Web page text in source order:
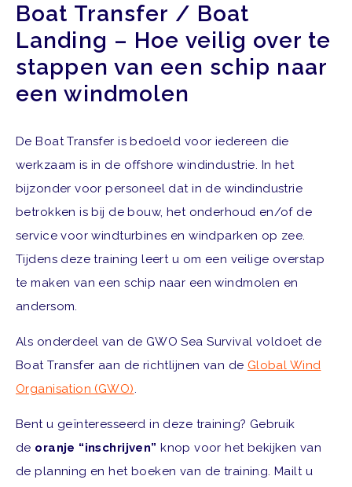
Boat Transfer / Boat
Landing – Hoe veilig over te
stappen van een schip naar
een windmolen
De Boat Transfer is bedoeld voor iedereen die
werkzaam is in de offshore windindustrie. In het
bijzonder voor personeel dat in de windindustrie
betrokken is bij de bouw, het onderhoud en/of de
service voor windturbines en windparken op zee.
Tijdens deze training leert u om een veilige overstap
te maken van een schip naar een windmolen en
andersom.
Als onderdeel van de GWO Sea Survival voldoet de
Boat Transfer aan de richtlijnen van de Global Wind
Organisation (GWO).
Bent u geïnteresseerd in deze training? Gebruik
de oranje “inschrijven” knop voor het bekijken van
de planning en het boeken van de training. Mailt u